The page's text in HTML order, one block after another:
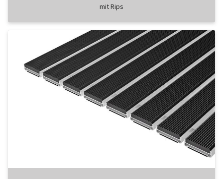
mit Rips